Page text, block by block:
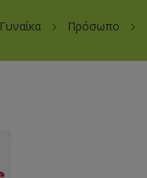
Γυναίκα Πρόσωπο